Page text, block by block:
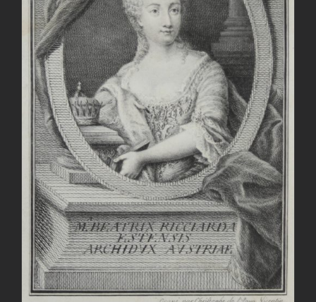
AGGIUNGI AL CARRELLO / DETTAGLI